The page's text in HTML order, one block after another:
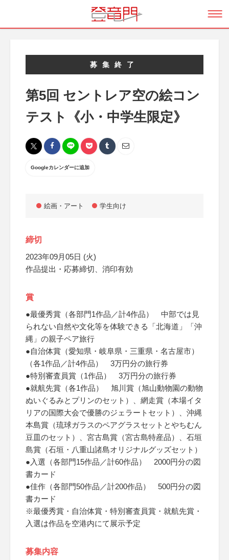
募集終了
第5回 セントレア空の絵コン
テスト《小・中学生限定》
Googleカレンダーに追加
絵画・アート 学生向け
締切
2023年09月05日 (火)
作品提出・応募締切、消印有効
賞
●最優秀賞（各部門1作品／計4作品） 中部では見
られない自然や文化等を体験できる「北海道」「沖
縄」の親子ペア旅行
●自治体賞（愛知県・岐阜県・三重県・名古屋市）
（各1作品／計4作品） 3万円分の旅行券
●特別審査員賞（1作品） 3万円分の旅行券
●就航先賞（各1作品） 旭川賞（旭山動物園の動物
ぬいぐるみとプリンのセット）、網走賞（本場イタ
リアの国際大会で優勝のジェラートセット）、沖縄
本島賞（琉球ガラスのペアグラスセットとやちむん
豆皿のセット）、宮古島賞（宮古島特産品）、石垣
島賞（石垣・八重山諸島オリジナルグッズセット）
●入選（各部門15作品／計60作品） 2000円分の図
書カード
●佳作（各部門50作品／計200作品） 500円分の図
書カード
※最優秀賞・自治体賞・特別審査員賞・就航先賞・
入選は作品を空港内にて展示予定
募集内容